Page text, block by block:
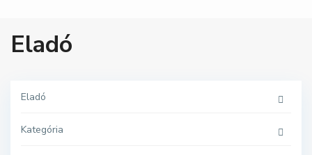
Eladó
Eladó
Kategória